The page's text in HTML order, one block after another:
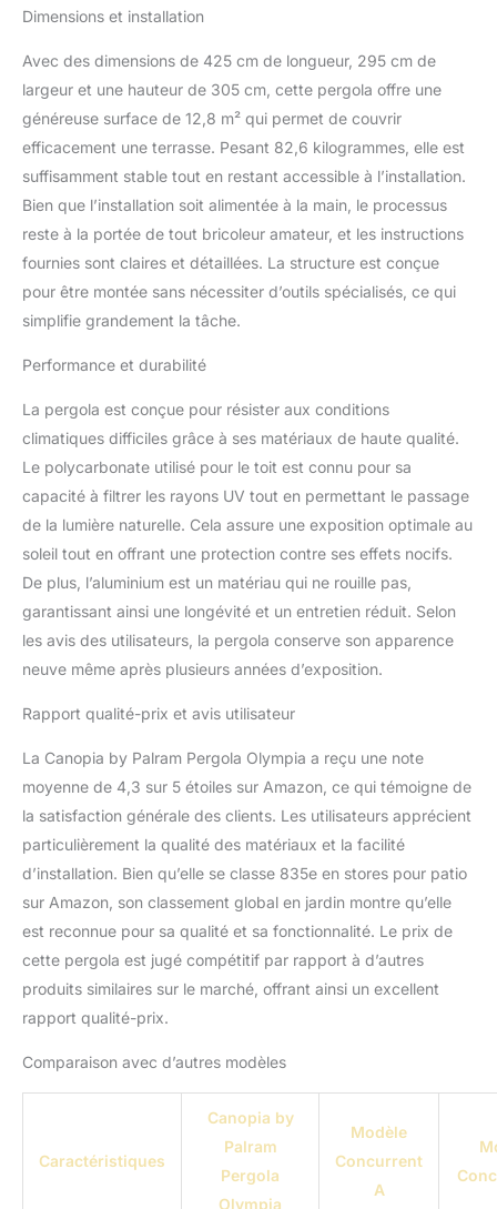
Dimensions et installation
Avec des dimensions de 425 cm de longueur, 295 cm de
largeur et une hauteur de 305 cm, cette pergola offre une
généreuse surface de 12,8 m² qui permet de couvrir
efficacement une terrasse. Pesant 82,6 kilogrammes, elle est
suffisamment stable tout en restant accessible à l’installation.
Bien que l’installation soit alimentée à la main, le processus
reste à la portée de tout bricoleur amateur, et les instructions
fournies sont claires et détaillées. La structure est conçue
pour être montée sans nécessiter d’outils spécialisés, ce qui
simplifie grandement la tâche.
Performance et durabilité
La pergola est conçue pour résister aux conditions
climatiques difficiles grâce à ses matériaux de haute qualité.
Le polycarbonate utilisé pour le toit est connu pour sa
capacité à filtrer les rayons UV tout en permettant le passage
de la lumière naturelle. Cela assure une exposition optimale au
soleil tout en offrant une protection contre ses effets nocifs.
De plus, l’aluminium est un matériau qui ne rouille pas,
garantissant ainsi une longévité et un entretien réduit. Selon
les avis des utilisateurs, la pergola conserve son apparence
neuve même après plusieurs années d’exposition.
Rapport qualité-prix et avis utilisateur
La Canopia by Palram Pergola Olympia a reçu une note
moyenne de 4,3 sur 5 étoiles sur Amazon, ce qui témoigne de
la satisfaction générale des clients. Les utilisateurs apprécient
particulièrement la qualité des matériaux et la facilité
d’installation. Bien qu’elle se classe 835e en stores pour patio
sur Amazon, son classement global en jardin montre qu’elle
est reconnue pour sa qualité et sa fonctionnalité. Le prix de
cette pergola est jugé compétitif par rapport à d’autres
produits similaires sur le marché, offrant ainsi un excellent
rapport qualité-prix.
Comparaison avec d’autres modèles
Caractéristiques
Canopia by
Palram
Pergola
Olympia
Modèle
Concurrent
A